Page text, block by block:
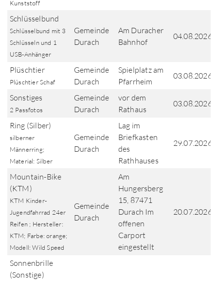
Kunststoff
Schlüsselbund
Schlüsselbund mit 3
Schlüsseln und 1
USB-Anhänger
Gemeinde
Durach
Am Duracher
Bahnhof
04.08.2026
Plüschtier
Plüschtier Schaf
Gemeinde
Durach
Spielplatz am
Pfarrheim
03.08.2026
Sonstiges
2 Passfotos
Gemeinde
Durach
vor dem
Rathaus
03.08.2026
Ring (Silber)
silberner
Männerring;
Material: Silber
Gemeinde
Durach
Lag im
Briefkasten
des
Rathhauses
29.07.2026
Mountain-Bike
(KTM)
KTM Kinder-
Jugendfahrrad 24er
Reifen ; Hersteller:
KTM; Farbe: orange;
Modell: Wild Speed
Gemeinde
Durach
Am
Hungersberg
15, 87471
Durach Im
offenen
Carport
eingestellt
20.07.2026
Sonnenbrille
(Sonstige)